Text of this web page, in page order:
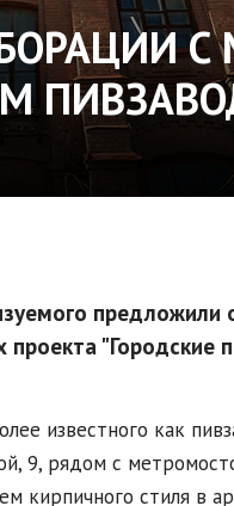
С
предложили
"Городские
известного как
9, рядом с
кирпичного стиля в